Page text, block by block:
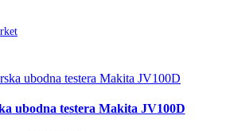
ubodna testera Makita JV100D